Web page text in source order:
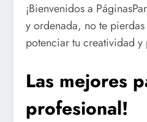
¡Bienvenidos a
y ordenada, no te pierdas
potenciar tu creatividad
Las mejores
profesional!